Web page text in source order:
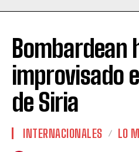
Bombardean
improvisado
de Siria
INTERNACIONALES LO